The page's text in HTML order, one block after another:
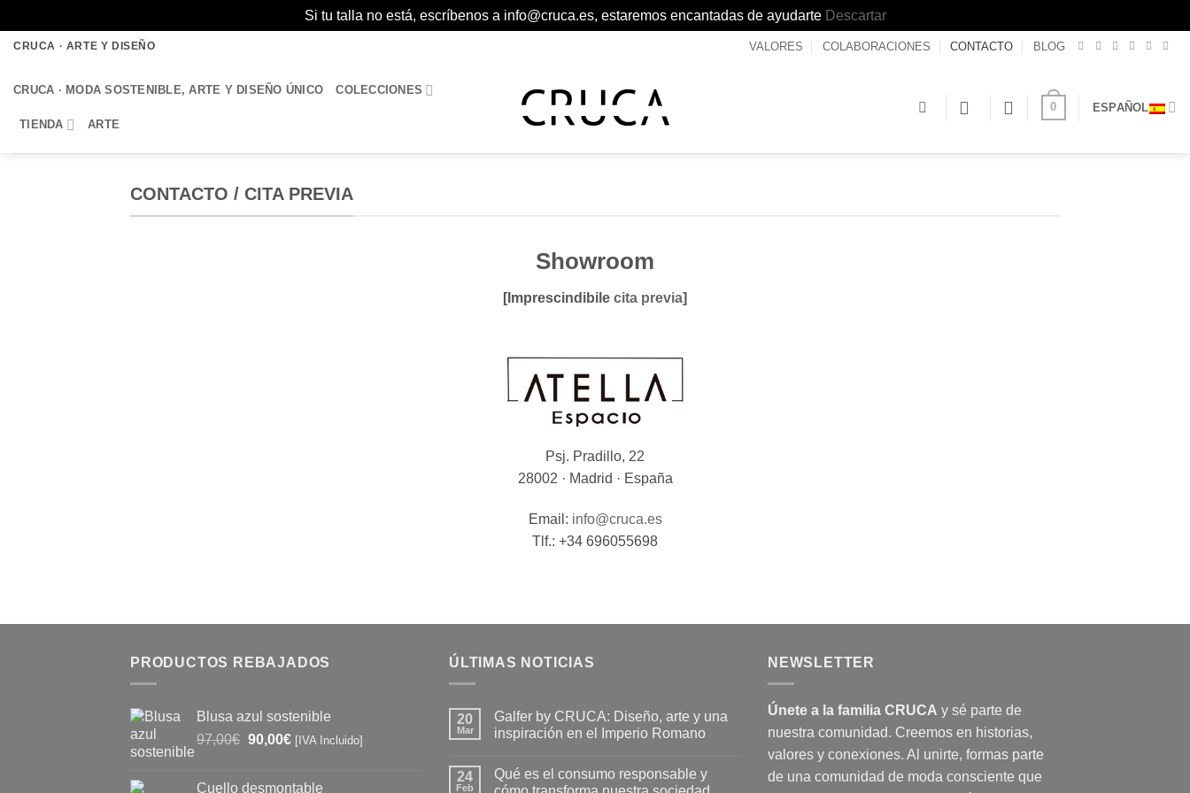
Si tu talla no está, escríbenos a info@cruca.es, estaremos encantadas de ayudarte Descartar
Saltar
contenido
CRUCA · ARTE Y DISEÑO VALORES COLABORACIONES CONTACTO BLOG
CRUCA · MODA SOSTENIBLE, ARTE Y DISEÑO ÚNICO COLECCIONES
TIENDA ARTE
0 ESPAÑOL
CONTACTO / CITA PREVIA
Showroom
[Imprescindibile cita previa]
Psj. Pradillo, 22
28002 · Madrid · España
Email: info@cruca.es
Tlf.: +34 696055698
PRODUCTOS REBAJADOS
Blusa azul sostenible
97,00€ El
90,00€El[IVA Incluido]
Cuello desmontable
ÚLTIMAS NOTICIAS
20
Mar
Galfer by CRUCA: Diseño, arte y una
inspiración en el Imperio Romano
comentarios
24
Feb
Qué es el consumo responsable y
NEWSLETTER
Únete a la familia CRUCA y sé parte de
nuestra comunidad. Creemos en historias,
valores y conexiones. Al unirte, formas parte
de una comunidad de moda consciente que